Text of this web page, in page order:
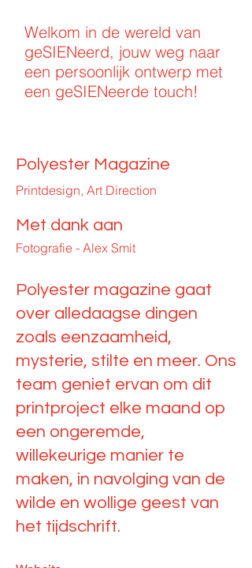
Welkom in de wereld van
geSIENeerd, jouw weg naar
een persoonlijk ontwerp met
een geSIENeerde touch!
Polyester Magazine
Printdesign, Art Direction
Met dank aan
Fotografie - Alex Smit
Polyester magazine gaat
over alledaagse dingen
zoals eenzaamheid,
mysterie, stilte en meer. Ons
team geniet ervan om dit
printproject elke maand op
een ongeremde,
willekeurige manier te
maken, in navolging van de
wilde en wollige geest van
het tijdschrift.